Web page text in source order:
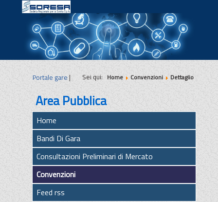
|||
Portale gare| Sei qui:Home Convenzioni Dettaglio
Area Pubblica
Home
Bandi Di Gara
Consultazioni Preliminari di Mercato
Convenzioni
Feed rss